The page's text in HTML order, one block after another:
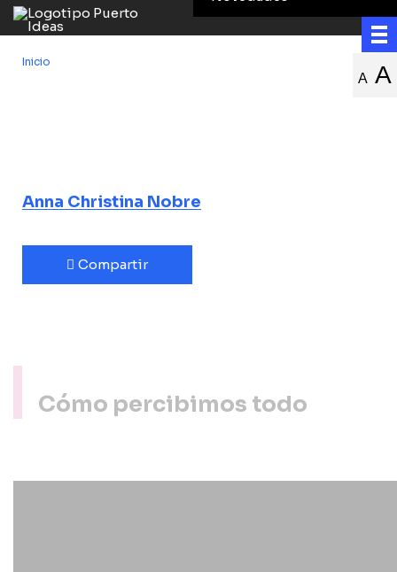
A A
Inicio
Anna Christina Nobre
Compartir
Cómo percibimos todo